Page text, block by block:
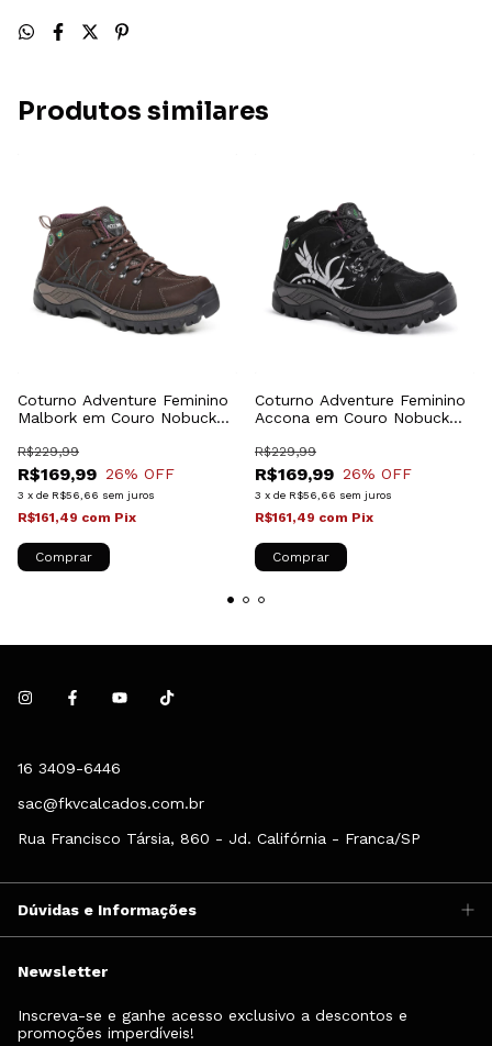
Produtos similares
Coturno Adventure Feminino
Malbork em Couro Nobuck
R$169,99
R$229,99
26% OFF
3 x de R$56,66 sem juros
R$161,49 com Pix
Comprar
Coturno Adventure Feminino
Accona em Couro Nobuck
R$169,99
R$229,99
26% OFF
3 x de R$56,66 sem juros
R$161,49 com Pix
Comprar
16 3409-6446
sac@fkvcalcados.com.br
Rua Francisco Társia, 860 - Jd. Califórnia - Franca/SP
Dúvidas e Informações
Newsletter
Inscreva-se e ganhe acesso exclusivo a descontos e
promoções imperdíveis!